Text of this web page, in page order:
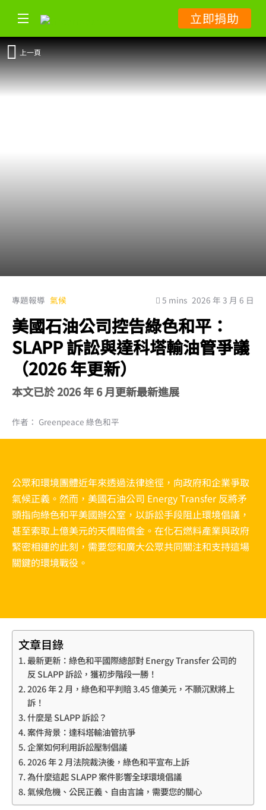
立即捐助
上一頁
專題報導 氣候 5 mins 2026 年 3 月 6 日
美國石油公司控告綠色和平：
SLAPP 訴訟與達科塔輸油管爭議
（2026 年更新）
本文已於 2026 年 6 月更新最新進展
作者： Greenpeace 綠色和平
公眾和環境團體近年來透過法律途徑，向政府和企業爭取
氣候正義。然而，美國石油公司 Energy Transfer 反將矛
頭指向綠色和平美國辦公室，以訴訟手段阻止環境倡議，
甚至索取上億美元的天價賠償金。在化石燃料產業與政府
緊密相連的此刻，需要您和廣大公眾共同關注和支持這場
關鍵的環境戰役。
文章目錄
最新更新：綠色和平國際總部對 Energy Transfer 公司的
反 SLAPP 訴訟，獲初步階段一勝！
2026 年 2 月，綠色和平判賠 3.45 億美元，不願沉默將上
訴！
什麼是 SLAPP 訴訟？
案件背景：達科塔輸油管抗爭
企業如何利用訴訟壓制倡議
2026 年 2 月法院裁決後，綠色和平宣布上訴
為什麼這起 SLAPP 案件影響全球環境倡議
氣候危機、公民正義、自由言論，需要您的關心